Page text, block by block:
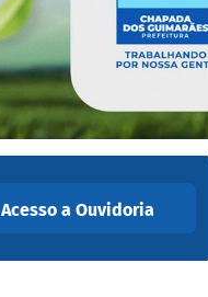
Acesso a Ouvidoria